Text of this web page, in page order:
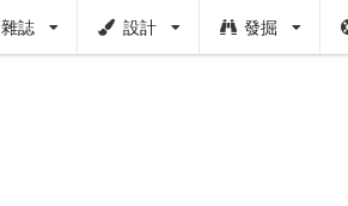
雜誌 設計 發掘